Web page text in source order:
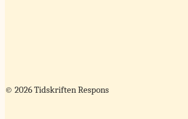
© 2026 Tidskriften Respons